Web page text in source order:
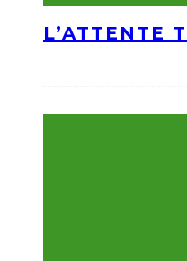
L’ATTENTE